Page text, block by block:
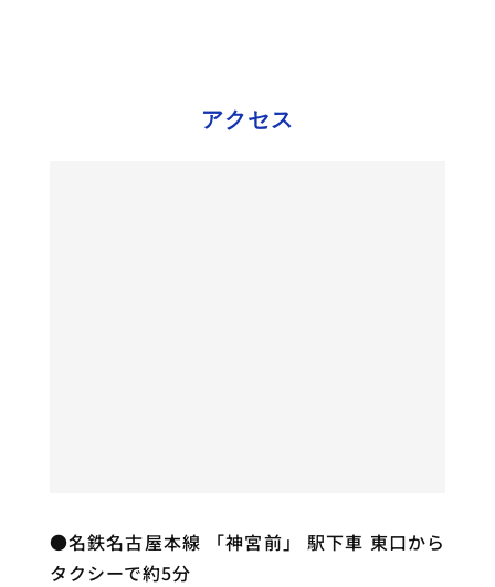
アクセス
●名鉄名古屋本線 「神宮前」 駅下車 東口から
タクシーで約5分